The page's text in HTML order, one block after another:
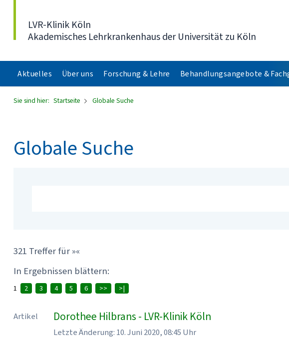
LVR-Klinik Köln
Akademisches Lehrkrankenhaus der Universität zu Köln
Aktuelles Über uns Forschung & Lehre Behandlungsangebote &
Sie sind hier: Startseite Globale Suche
Globale Suche
321 Treffer für »«
In Ergebnissen blättern:
1 2 3 4 5 6 >> >|
Artikel Dorothee Hilbrans - LVR-Klinik Köln
Letzte Änderung: 10. Juni 2020, 08:45 Uhr